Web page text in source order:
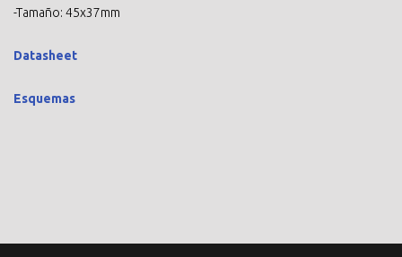
-Tamaño: 45x37mm
Datasheet
Esquemas